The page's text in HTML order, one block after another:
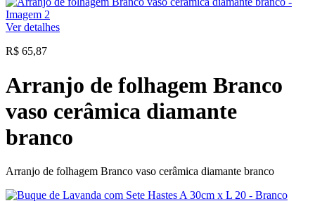
Ver detalhes
R$ 65,87
Arranjo de folhagem Branco
vaso cerâmica diamante
branco
Arranjo de folhagem Branco vaso cerâmica diamante branco